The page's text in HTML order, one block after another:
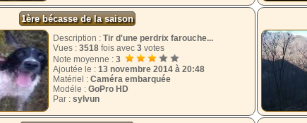
1ère bécasse de la saison
Description : Tir d'une perdrix farouche...
Vues : 3518 fois avec 3 votes
Note moyenne : 3
Ajoutée le : 13 novembre 2014 à 20:48
Matériel : Caméra embarquée
Modéle : GoPro HD
Par : sylvun